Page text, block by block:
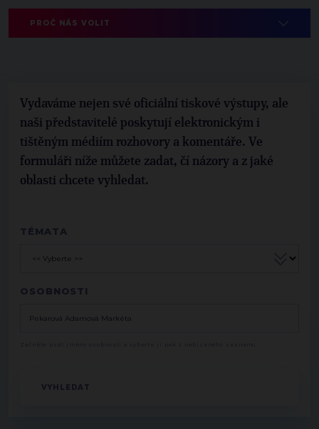
PROČ NÁS VOLIT
Vydaváme nejen své oficiální tiskové výstupy, ale
naši představitelé poskytují elektronickým i
tištěným médiím rozhovory a komentáře. Ve
formuláři níže můžete zadat, čí názory a z jaké
oblasti chcete vyhledat.
TÉMATA
OSOBNOSTI